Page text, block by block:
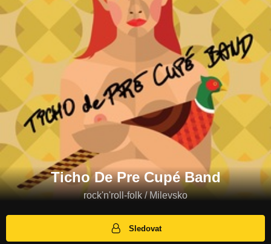
Ticho De Pre Cupé Band
rock'n'roll-folk / Milevsko
Sledovat